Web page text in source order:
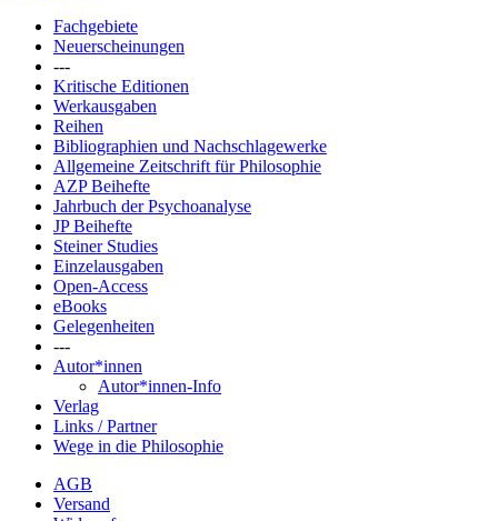
Fachgebiete
Neuerscheinungen
---
Kritische Editionen
Werkausgaben
Reihen
Bibliographien und Nachschlagewerke
Allgemeine Zeitschrift für Philosophie
AZP Beihefte
Jahrbuch der Psychoanalyse
JP Beihefte
Steiner Studies
Einzelausgaben
Open-Access
eBooks
Gelegenheiten
---
Autor*innen
Autor*innen-Info
Verlag
Links / Partner
Wege in die Philosophie
AGB
Versand